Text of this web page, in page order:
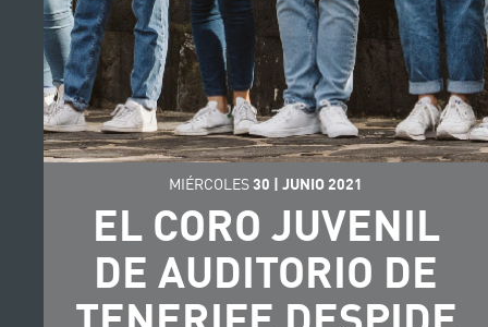
MIÉRCOLES30 | JUNIO 2021
EL CORO JUVENIL
DE AUDITORIO DE